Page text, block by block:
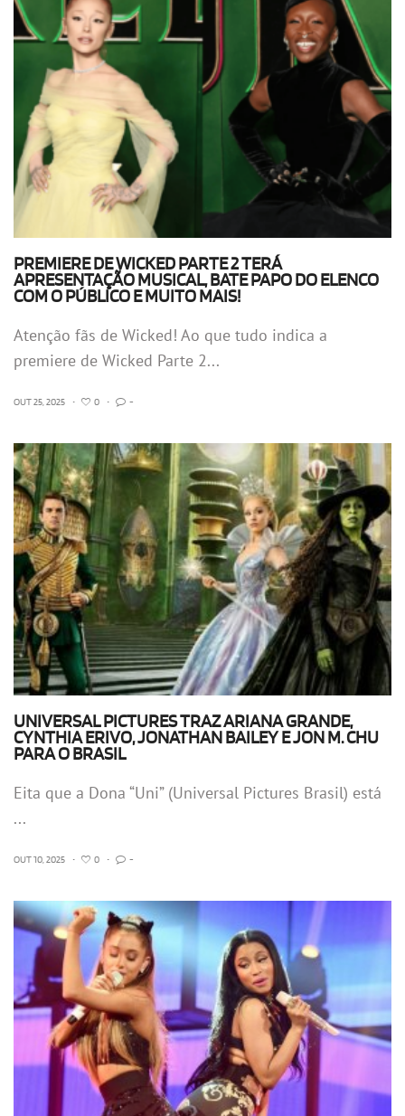
PREMIERE DE WICKED PARTE 2 TERÁ
APRESENTAÇÃO MUSICAL, BATE PAPO DO ELENCO
COM O PÚBLICO E MUITO MAIS!
Atenção fãs de Wicked! Ao que tudo indica a
premiere de Wicked Parte 2...
OUT 25, 2025 • 0 • -
UNIVERSAL PICTURES TRAZ ARIANA GRANDE,
CYNTHIA ERIVO, JONATHAN BAILEY E JON M. CHU
PARA O BRASIL
Eita que a Dona “Uni” (Universal Pictures Brasil) está
...
OUT 10, 2025 • 0 • -